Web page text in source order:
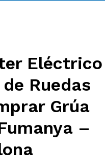
Eléctrico
Ruedas
Grúa
–